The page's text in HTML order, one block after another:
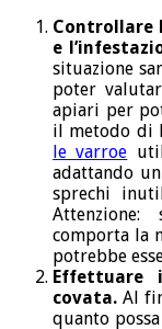
Controllare
e
situazione
poter
apiari per
il metodo di
le varroe
adattando
sprechi
Attenzione:
comporta la
potrebbe
Effettuare
covata. Al
quanto